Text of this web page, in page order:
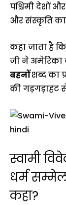
पश्चिमी देशों
और संस्कृति का
कहा जाता है
जी ने अमेरिका
बहनोंशब्द का
की गड़गड़ाहट
स्वामी
धर्म
कहा?